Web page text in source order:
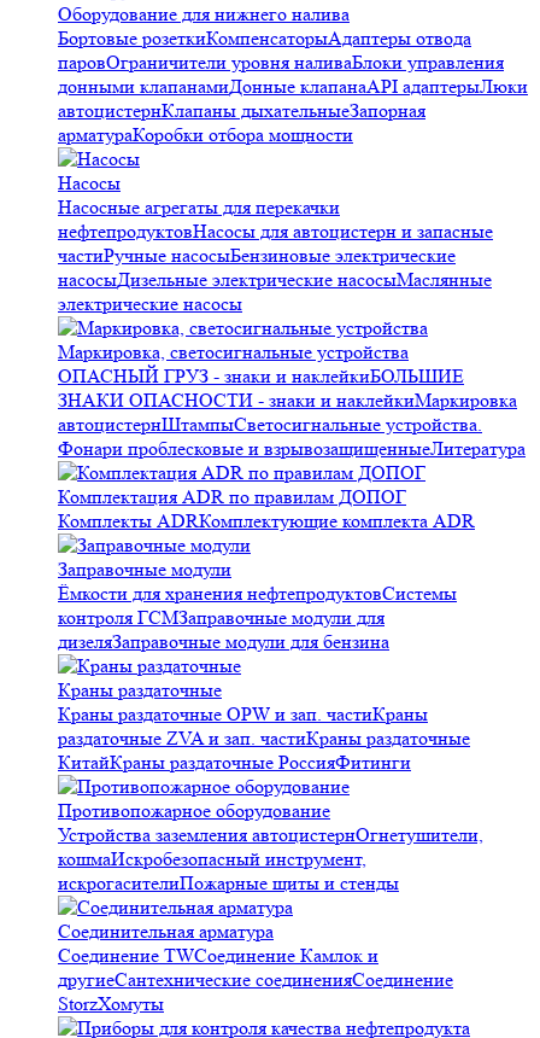
Оборудование для нижнего налива
Бортовые розеткиКомпенсаторыАдаптеры отвода
паровОграничители уровня наливаБлоки управления
донными клапанамиДонные клапанаAPI адаптерыЛюки
автоцистернКлапаны дыхательныеЗапорная
арматураКоробки отбора мощности
Насосы
Насосные агрегаты для перекачки
нефтепродуктовНасосы для автоцистерн и запасные
частиРучные насосыБензиновые электрические
насосыДизельные электрические насосыМаслянные
электрические насосы
Маркировка, светосигнальные устройства
ОПАСНЫЙ ГРУЗ - знаки и наклейкиБОЛЬШИЕ
ЗНАКИ ОПАСНОСТИ - знаки и наклейкиМаркировка
автоцистернШтампыСветосигнальные устройства.
Фонари проблесковые и взрывозащищенныеЛитература
Комплектация ADR по правилам ДОПОГ
Комплекты ADRКомплектующие комплекта ADR
Заправочные модули
Ёмкости для хранения нефтепродуктовСистемы
контроля ГСМЗаправочные модули для
дизеляЗаправочные модули для бензина
Краны раздаточные
Краны раздаточные OPW и зап. частиКраны
раздаточные ZVA и зап. частиКраны раздаточные
КитайКраны раздаточные РоссияФитинги
Противопожарное оборудование
Устройства заземления автоцистернОгнетушители,
кошмаИскробезопасный инструмент,
искрогасителиПожарные щиты и стенды
Соединительная арматура
Соединение TWСоединение Камлок и
другиеСантехнические соединенияСоединение
StorzХомуты